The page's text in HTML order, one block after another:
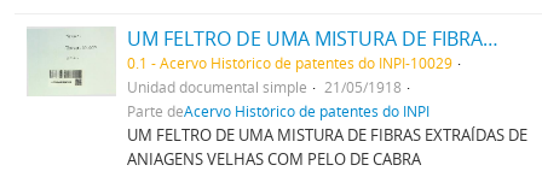
UM FELTRO DE UMA MISTURA DE FIBRAS EXTRAHIDAS DE ANIAGENS VELHAS COM PELLO DE CABRA
0.1 - Acervo Histórico de patentes do INPI-10029
Unidad documental simple
21/05/1918
Parte deAcervo Histórico de patentes do INPI
UM FELTRO DE UMA MISTURA DE FIBRAS EXTRAÍDAS DE
ANIAGENS VELHAS COM PELO DE CABRA